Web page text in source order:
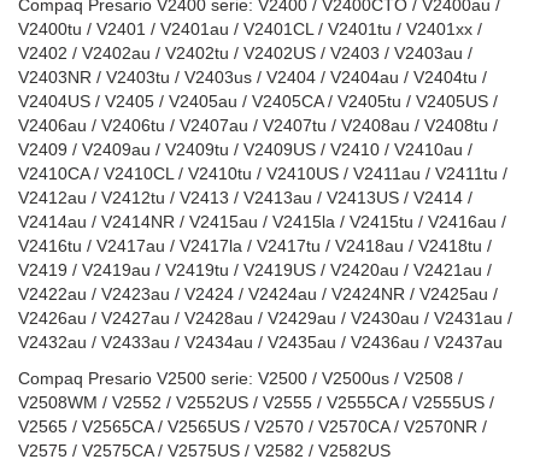
Compaq Presario V2400 serie: V2400 / V2400CTO / V2400au /
V2400tu / V2401 / V2401au / V2401CL / V2401tu / V2401xx /
V2402 / V2402au / V2402tu / V2402US / V2403 / V2403au /
V2403NR / V2403tu / V2403us / V2404 / V2404au / V2404tu /
V2404US / V2405 / V2405au / V2405CA / V2405tu / V2405US /
V2406au / V2406tu / V2407au / V2407tu / V2408au / V2408tu /
V2409 / V2409au / V2409tu / V2409US / V2410 / V2410au /
V2410CA / V2410CL / V2410tu / V2410US / V2411au / V2411tu /
V2412au / V2412tu / V2413 / V2413au / V2413US / V2414 /
V2414au / V2414NR / V2415au / V2415la / V2415tu / V2416au /
V2416tu / V2417au / V2417la / V2417tu / V2418au / V2418tu /
V2419 / V2419au / V2419tu / V2419US / V2420au / V2421au /
V2422au / V2423au / V2424 / V2424au / V2424NR / V2425au /
V2426au / V2427au / V2428au / V2429au / V2430au / V2431au /
V2432au / V2433au / V2434au / V2435au / V2436au / V2437au
Compaq Presario V2500 serie: V2500 / V2500us / V2508 /
V2508WM / V2552 / V2552US / V2555 / V2555CA / V2555US /
V2565 / V2565CA / V2565US / V2570 / V2570CA / V2570NR /
V2575 / V2575CA / V2575US / V2582 / V2582US